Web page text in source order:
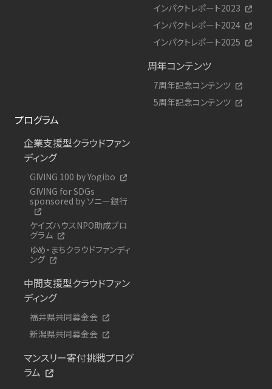
インパクトレポート2023
インパクトレポート2024
インパクトレポート2025
周年コンテンツ
7周年記念コンテンツ
5周年記念コンテンツ
プログラム
企業支援型クラウドファン
ディング
GIVING 100 by Yogibo
GIVING for SDGs
sponsored by ソニー銀行
ケイズハウスNPO助成プロ
グラム
ゆめ・まちクラウドファンディ
ング
中間支援型クラウドファン
ディング
福井県共同募金会
新潟県共同募金会
マンスリー寄付挑戦プログ
ラム